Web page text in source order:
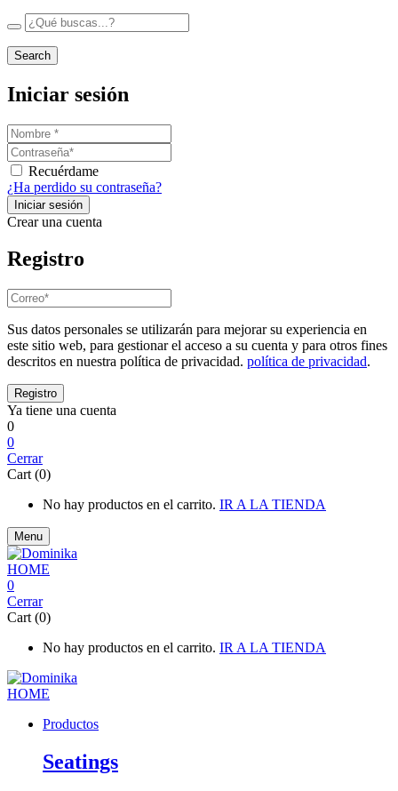
Search
Iniciar sesión
Recuérdame
¿Ha perdido su contraseña?
Crear una cuenta
Registro
Sus datos personales se utilizarán para mejorar su experiencia en
este sitio web, para gestionar el acceso a su cuenta y para otros fines
descritos en nuestra política de privacidad. política de privacidad.
Ya tiene una cuenta
0
0
Cerrar
Cart (0)
No hay productos en el carrito. IR A LA TIENDA
Menu
0
Cerrar
Cart (0)
No hay productos en el carrito. IR A LA TIENDA
Productos
Seatings